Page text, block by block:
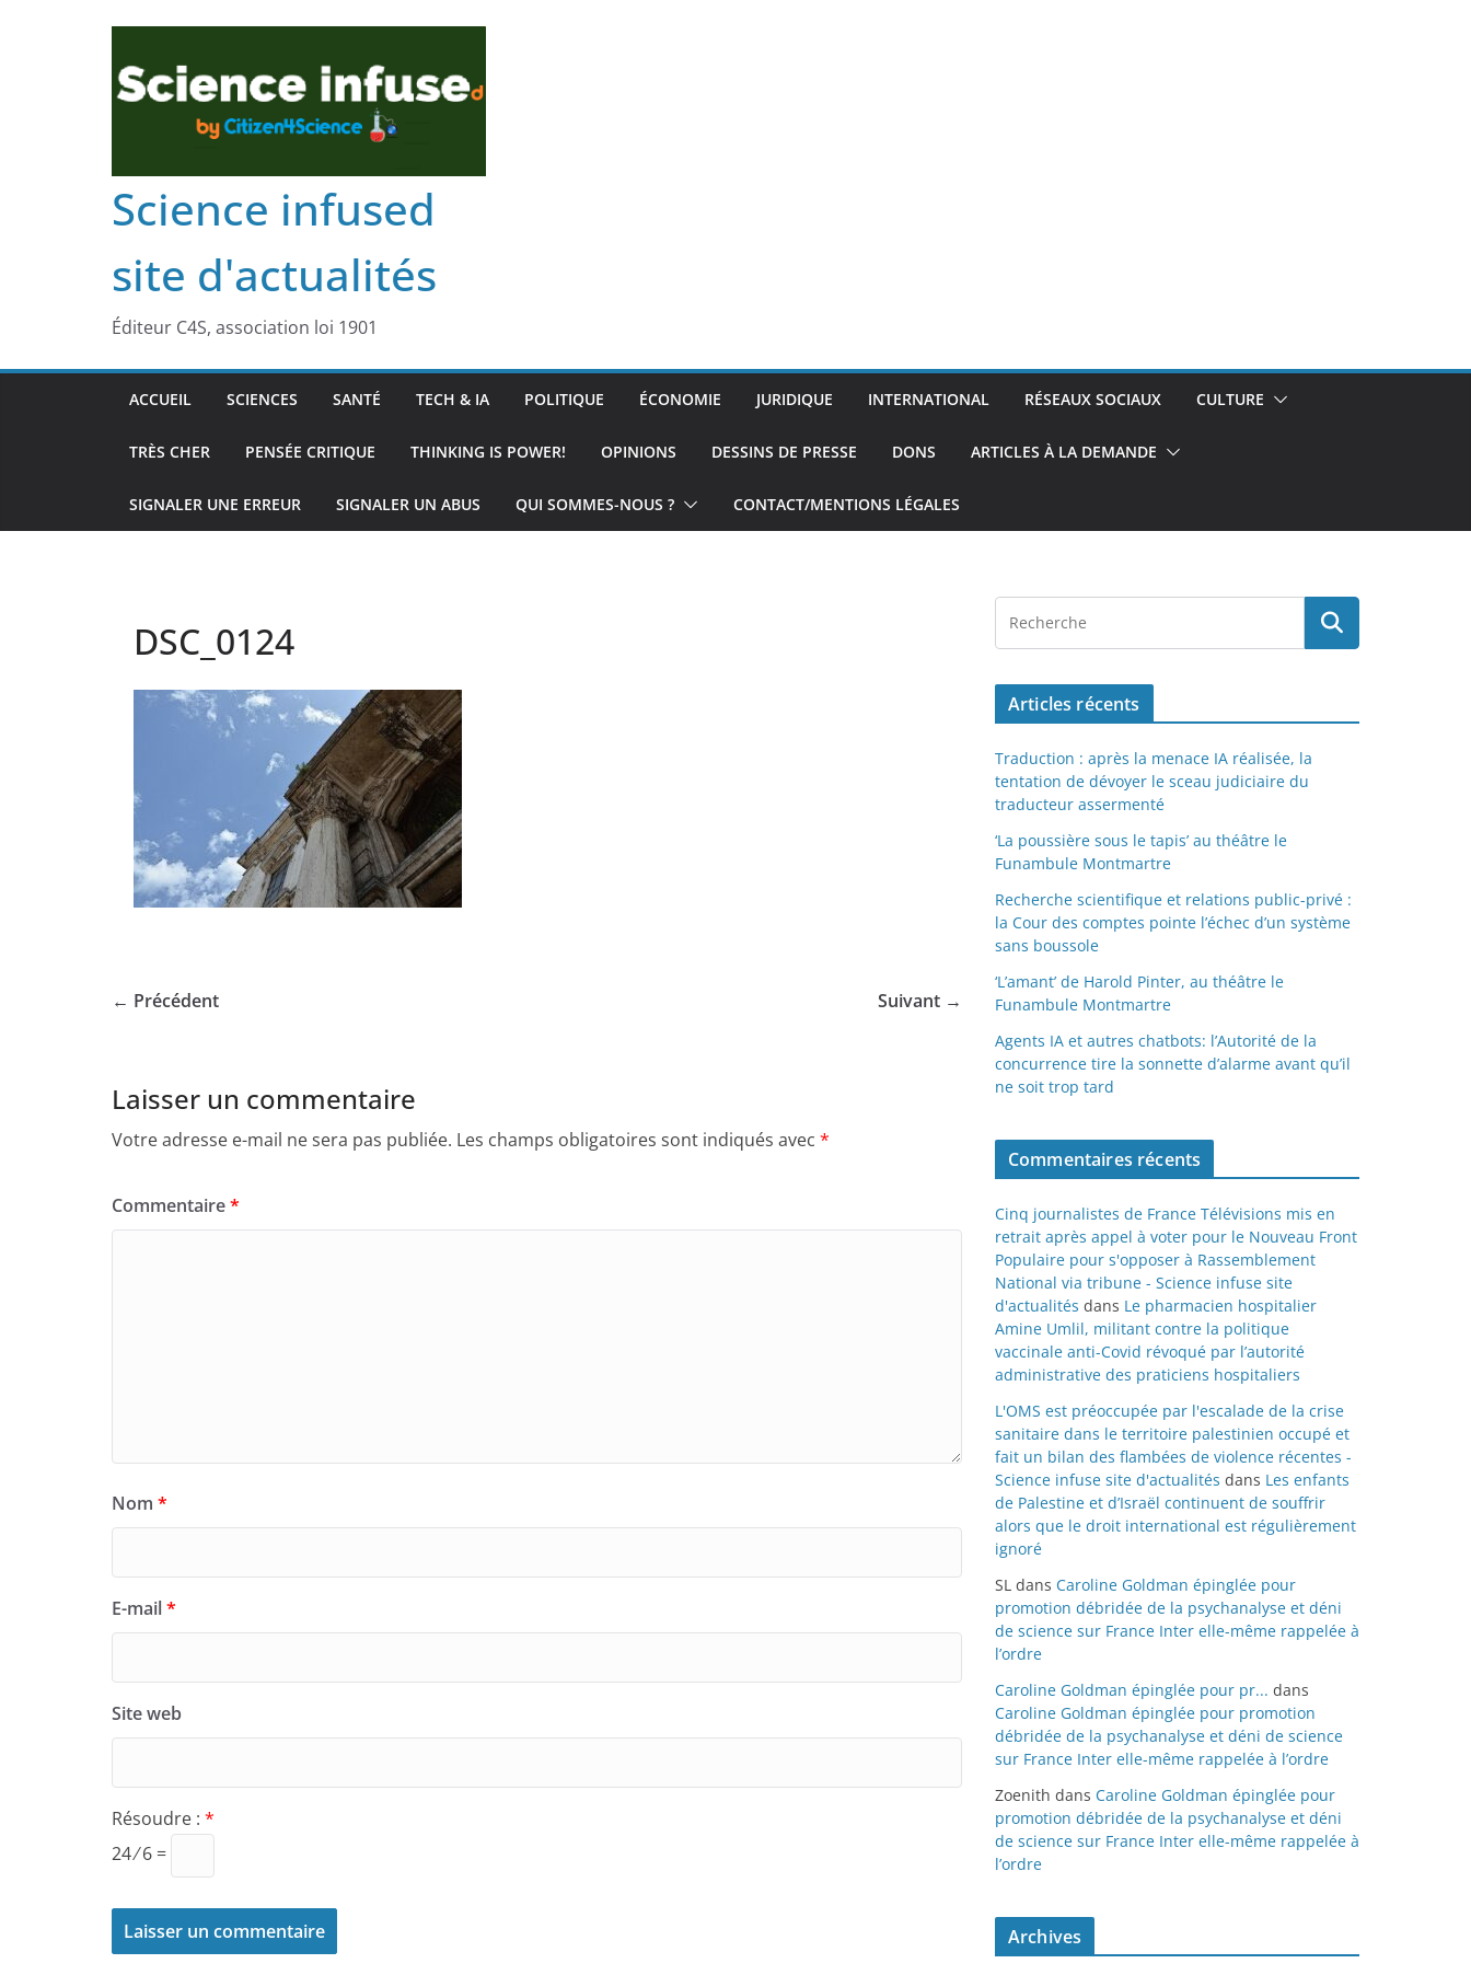
Science infused
site d'actualités
Éditeur C4S, association loi 1901
ACCUEIL SCIENCES SANTÉ TECH & IA POLITIQUE ÉCONOMIE JURIDIQUE INTERNATIONAL RÉSEAUX SOCIAUX CULTURE
TRÈS CHER PENSÉE CRITIQUE THINKING IS POWER! OPINIONS DESSINS DE PRESSE DONS ARTICLES À LA DEMANDE
SIGNALER UNE ERREUR SIGNALER UN ABUS QUI SOMMES-NOUS ? CONTACT/MENTIONS LÉGALES
DSC_0124
← Précédent Suivant →
Laisser un commentaire
Votre adresse e-mail ne sera pas publiée. Les champs obligatoires sont indiqués avec *
Commentaire*
Nom *
E-mail*
Site web
Résoudre : *
24 ⁄ 6 =
Articles récents
Traduction : après la menace IA réalisée, la
tentation de dévoyer le sceau judiciaire du
traducteur assermenté
‘La poussière sous le tapis’ au théâtre le
Funambule Montmartre
Recherche scientifique et relations public-privé :
la Cour des comptes pointe l’échec d’un système
sans boussole
‘L’amant’ de Harold Pinter, au théâtre le
Funambule Montmartre
Agents IA et autres chatbots: l’Autorité de la
concurrence tire la sonnette d’alarme avant qu’il
ne soit trop tard
Commentaires récents
Cinq journalistes de France Télévisions mis en
retrait après appel à voter pour le Nouveau Front
Populaire pour s'opposer à Rassemblement
National via tribune - Science infuse site
d'actualités dans Le pharmacien hospitalier
Amine Umlil, militant contre la politique
vaccinale anti-Covid révoqué par l’autorité
administrative des praticiens hospitaliers
L'OMS est préoccupée par l'escalade de la crise
sanitaire dans le territoire palestinien occupé et
fait un bilan des flambées de violence récentes -
Science infuse site d'actualités dans Les enfants
de Palestine et d’Israël continuent de souffrir
alors que le droit international est régulièrement
ignoré
SL dans Caroline Goldman épinglée pour
promotion débridée de la psychanalyse et déni
de science sur France Inter elle-même rappelée à
l’ordre
Caroline Goldman épinglée pour pr... dans
Caroline Goldman épinglée pour promotion
débridée de la psychanalyse et déni de science
sur France Inter elle-même rappelée à l’ordre
Zoenith dans Caroline Goldman épinglée pour
promotion débridée de la psychanalyse et déni
de science sur France Inter elle-même rappelée à
l’ordre
Archives